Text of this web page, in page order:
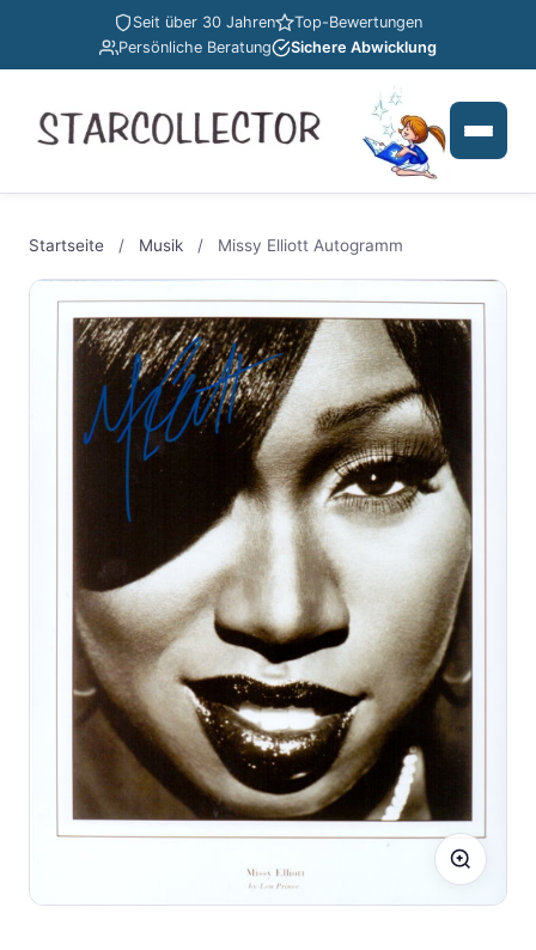
Seit über 30 Jahren
Top-Bewertungen
Persönliche Beratung
Sichere Abwicklung
Startseite / Musik / Missy Elliott Autogramm